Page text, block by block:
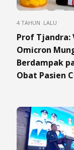
4 TAHUN LALU
Prof Tjandra:
Omicron
Berdampak
Obat Pasien